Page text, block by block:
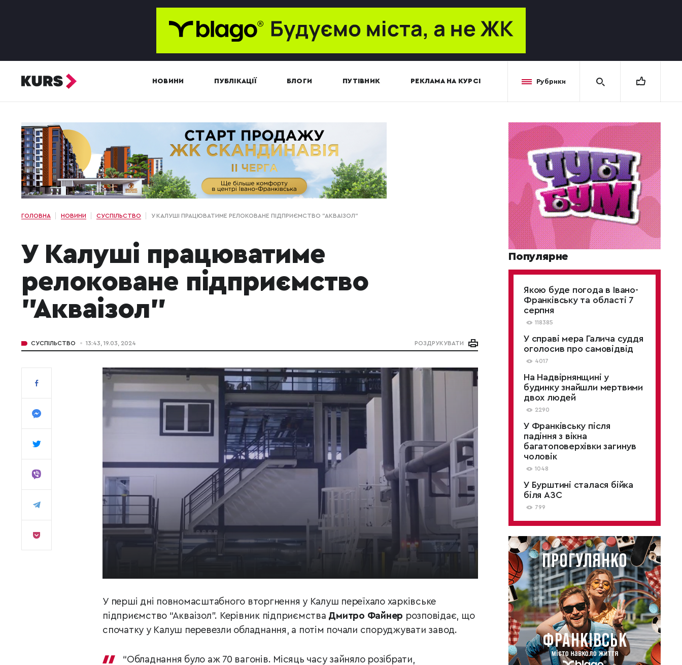
НОВИНИ ПУБЛІКАЦІЇ БЛОГИ ПУТІВНИК РЕКЛАМА НА КУРСІ Рубрики
ГОЛОВНА НОВИНИ СУСПІЛЬСТВО У КАЛУШІ ПРАЦЮВАТИМЕ РЕЛОКОВАНЕ ПІДПРИЄМСТВО "АКВАІЗОЛ"
У Калуші працюватиме
релоковане підприємство
"Акваізол"
СУСПІЛЬСТВО 13:43, 19.03, 2024 РОЗДРУКУВАТИ
У перші дні повномасштабного вторгнення у Калуш переїхало харківське
підприємство “Акваізол”. Керівник підприємства Дмитро Файнер розповідає, що
спочатку у Калуш перевезли обладнання, а потім почали споруджувати завод.
“Обладнання було аж 70 вагонів. Місяць часу зайняло розібрати,
Популярне
Якою буде погода в Івано-
Франківську та області 7
серпня
118385
У справі мера Галича суддя
оголосив про самовідвід
4017
На Надвірнянщині у
будинку знайшли мертвими
двох людей
2290
У Франківську після
падіння з вікна
багатоповерхівки загинув
чоловік
1048
У Бурштині сталася бійка
біля АЗС
799